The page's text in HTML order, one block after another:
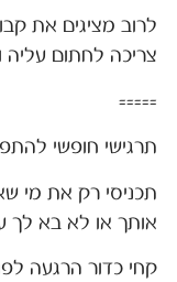
לרוב מציגים את
צריכה לחתום עליה
=====
תרגישי חופשי
תכניסי רק את מי
אותך או לא בא לך
קחי כדור הרגעה